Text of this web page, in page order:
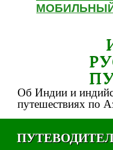
МОБИЛЬНЫЙ
Об Индии и
путешествиях по